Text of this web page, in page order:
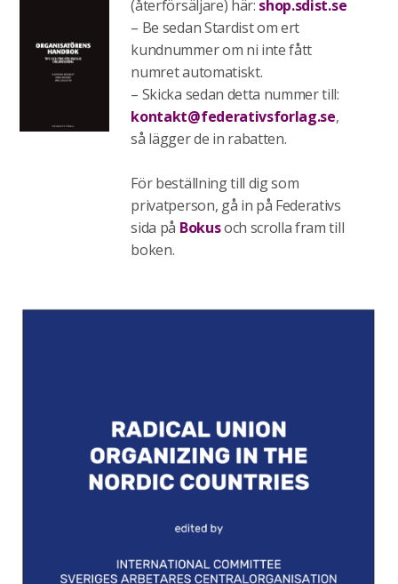
(återförsäljare) här: shop.sdist.se
– Be sedan Stardist om ert
kundnummer om ni inte fått
numret automatiskt.
– Skicka sedan detta nummer till:
kontakt@federativsforlag.se,
så lägger de in rabatten.
För beställning till dig som
privatperson, gå in på Federativs
sida på Bokusoch scrolla fram till
boken.